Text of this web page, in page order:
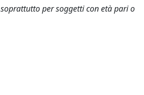
per soggetti con età pari o